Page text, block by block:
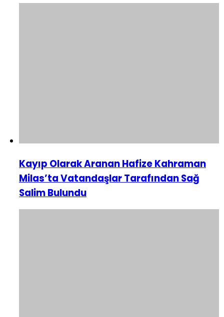
Kayıp Olarak Aranan Hafize Kahraman
Milas’ta Vatandaşlar Tarafından Sağ
Salim Bulundu